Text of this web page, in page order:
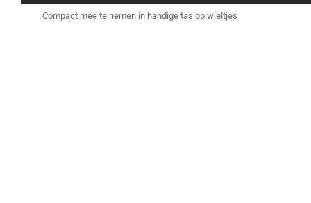
Compact mee te nemen in handige tas op wieltjes